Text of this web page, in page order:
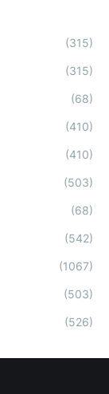
(315)
(315)
(68)
(410)
(410)
(503)
(68)
(542)
(1067)
(503)
(526)